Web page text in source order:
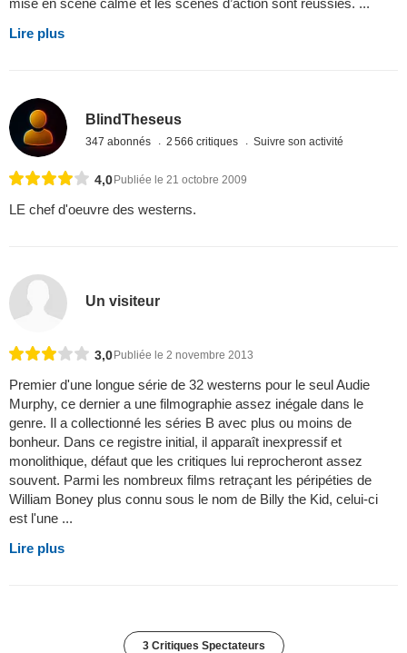
mise en scène calme et les scènes d’action sont réussies. ...
Lire plus
BlindTheseus
347 abonnés 2 566 critiques Suivre son activité
4,0Publiée le 21 octobre 2009
LE chef d'oeuvre des westerns.
Un visiteur
3,0Publiée le 2 novembre 2013
Premier d'une longue série de 32 westerns pour le seul Audie
Murphy, ce dernier a une filmographie assez inégale dans le
genre. Il a collectionné les séries B avec plus ou moins de
bonheur. Dans ce registre initial, il apparaît inexpressif et
monolithique, défaut que les critiques lui reprocheront assez
souvent. Parmi les nombreux films retraçant les péripéties de
William Boney plus connu sous le nom de Billy the Kid, celui-ci
est l'une ...
Lire plus
3 Critiques Spectateurs